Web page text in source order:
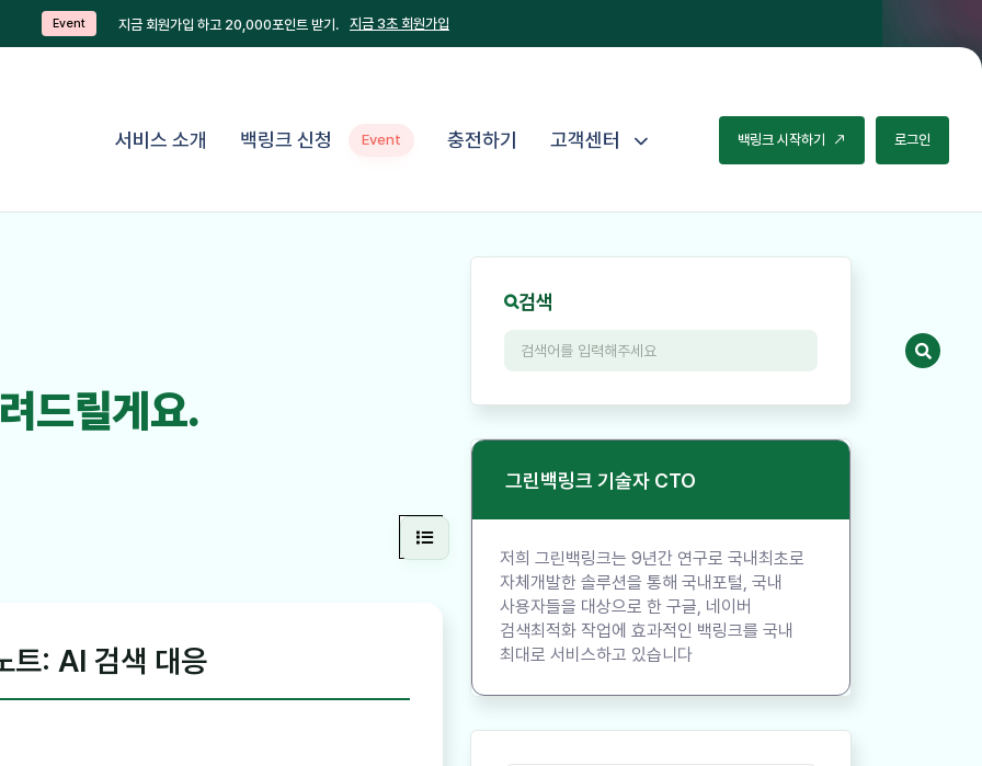
Event 지금 회원가입 하고 20,000포인트 받기. 지금 3초 회원가입
서비스 소개 백링크 신청 Event 충전하기 고객센터 백링크 시작하기 로그인
드릴게요.
: AI 검색 대응
검색
그린백링크 기술자 CTO
저희 그린백링크는 9년간 연구로 국내최초로
자체개발한 솔루션을 통해 국내포털, 국내
사용자들을 대상으로 한 구글, 네이버
검색최적화 작업에 효과적인 백링크를 국내
최대로 서비스하고 있습니다